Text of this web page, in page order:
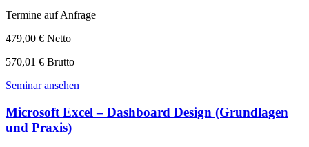
Termine auf Anfrage
479,00 € Netto
570,01 € Brutto
Seminar ansehen
Microsoft Excel – Dashboard Design (Grundlagen
und Praxis)